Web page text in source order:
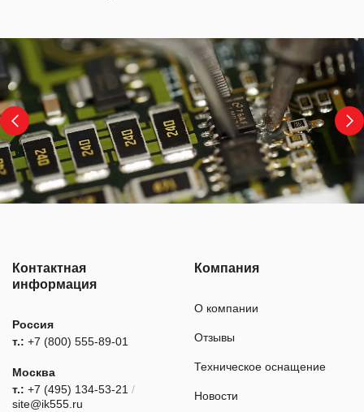
Контактная
информация
Россия
т.: +7 (800) 555-89-01
Москва
т.: +7 (495) 134-53-21 /
site@ik555.ru
Компания
О компании
Отзывы
Техническое оснащение
Новости